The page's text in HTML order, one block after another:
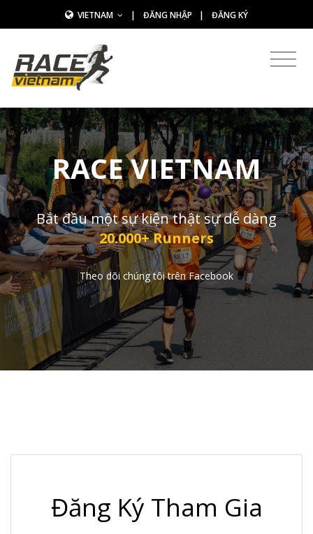
VIETNAM | ĐĂNG NHẬP | ĐĂNG KÝ
RACE VIETNAM
Bắt đầu một sự kiện thật sự dễ dàng
20.000+ Runners
Theo dõi chúng tôi trên Facebook
Đăng Ký Tham Gia